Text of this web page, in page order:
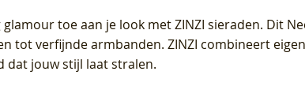
glamour toe aan je look met ZINZI sieraden. Dit
tot verfijnde armbanden. ZINZI combineert
dat jouw stijl laat stralen.